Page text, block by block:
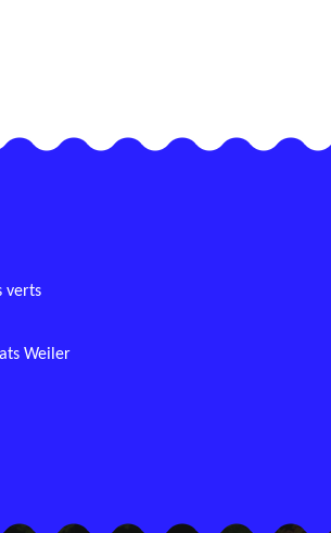
verts
Weiler